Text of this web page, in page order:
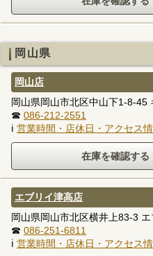
岡山県
岡山店
岡山県岡山市北区中山下1-8-45
☎ 086-212-2551
ℹ 営業時間・店休日・アクセス
エブリイ津高店
岡山県岡山市北区横井上83-3
☎ 086-251-6811
ℹ 営業時間・店休日・アクセス